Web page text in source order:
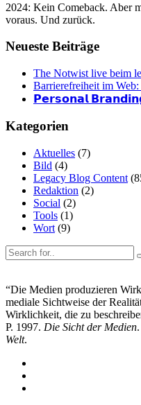
2024: Kein Comeback. Aber
voraus. Und zurück.
Neueste Beiträge
The Notwist live beim
Barrierefreiheit im
𝗣𝗲𝗿𝘀𝗼𝗻𝗮𝗹
Kategorien
Aktuelles (7)
Bild (4)
Legacy Blog Content
Redaktion (2)
Social (2)
Tools (1)
Wort (9)
“Die Medien produzieren
mediale Sichtweise der
Wirklichkeit, die zu
P. 1997. Die Sicht der Medien
Welt.